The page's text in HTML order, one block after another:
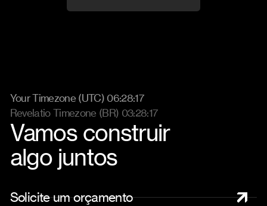
Your Timezone (UTC) 06:28:23
Revelatio Timezone (BR) 03:28:23
Vamos construir
algo juntos
Solicite um orçamento